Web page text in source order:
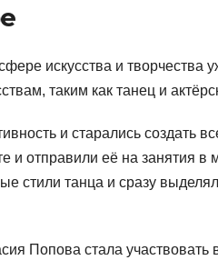
искусства и творчества
таким как танец и
и старались создать
и отправили её на занятия
стили танца и сразу
Попова стала